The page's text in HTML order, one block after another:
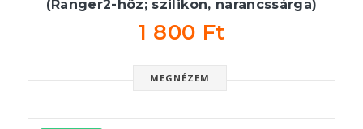
(Ranger2-höz; szilikon, narancssárga)
1 800 Ft
MEGNÉZEM